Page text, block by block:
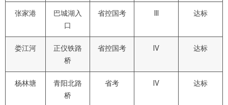
张家港
巴城湖入
口
省控国考 达标
娄江河
正仪铁路
桥
省控国考 IV 达标
杨林塘
青阳北路
桥
省考 IV 达标